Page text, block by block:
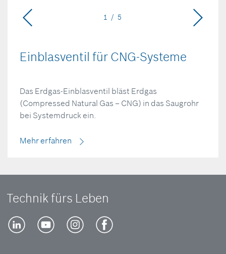
Einblasventil für CNG-Systeme
Das Erdgas-Einblasventil bläst Erdgas
(Compressed Natural Gas – CNG) in das Saugrohr
bei Systemdruck ein.
Mehr erfahren
1 / 5
Technik fürs Leben